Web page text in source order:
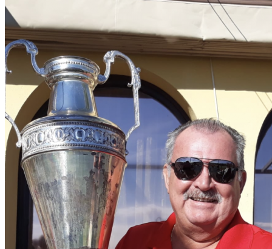
Instalaciones
Clases de Golf
Quienes Somos
Tarifas
Membresías
Restaurante
Eventos
Organiza tu evento
Calendario de eventos
Noticias
Últimas noticias
Newsletters
RESERVA ONLINE
Reservar